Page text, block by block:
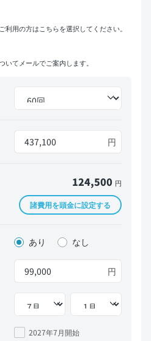
用の方はこちらを選択してください。
いてメールでご案内します。
円
124,500 円
諸費用を頭金に設定する
あり なし
円
2027年7月開始